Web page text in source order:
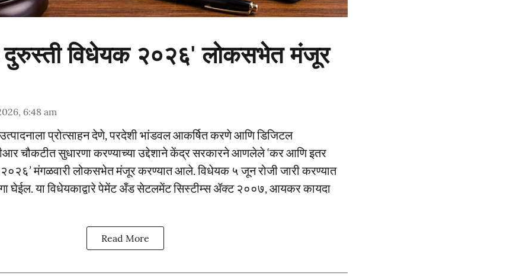
दुरुस्ती विधेयक २०२६' लोकसभेत मंजूर
6:48 am
प्रोत्साहन देणे, परदेशी भांडवल आकर्षित करणे आणि डिजिटल
चौकटीत सुधारणा करण्याच्या उद्देशाने केंद्र सरकारने आणलेले ‘कर आणि इतर
मंगळवारी लोकसभेत मंजूर करण्यात आले. विधेयक ५ जून रोजी जारी करण्यात
घेईल. या विधेयकाद्वारे पेमेंट अँड सेटलमेंट सिस्टीम्स ॲक्ट २००७, आयकर कायदा
Read More